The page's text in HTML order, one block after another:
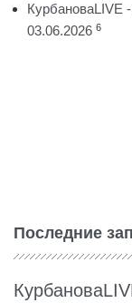
КурбановаLIVE
03.06.2026 6
Последние